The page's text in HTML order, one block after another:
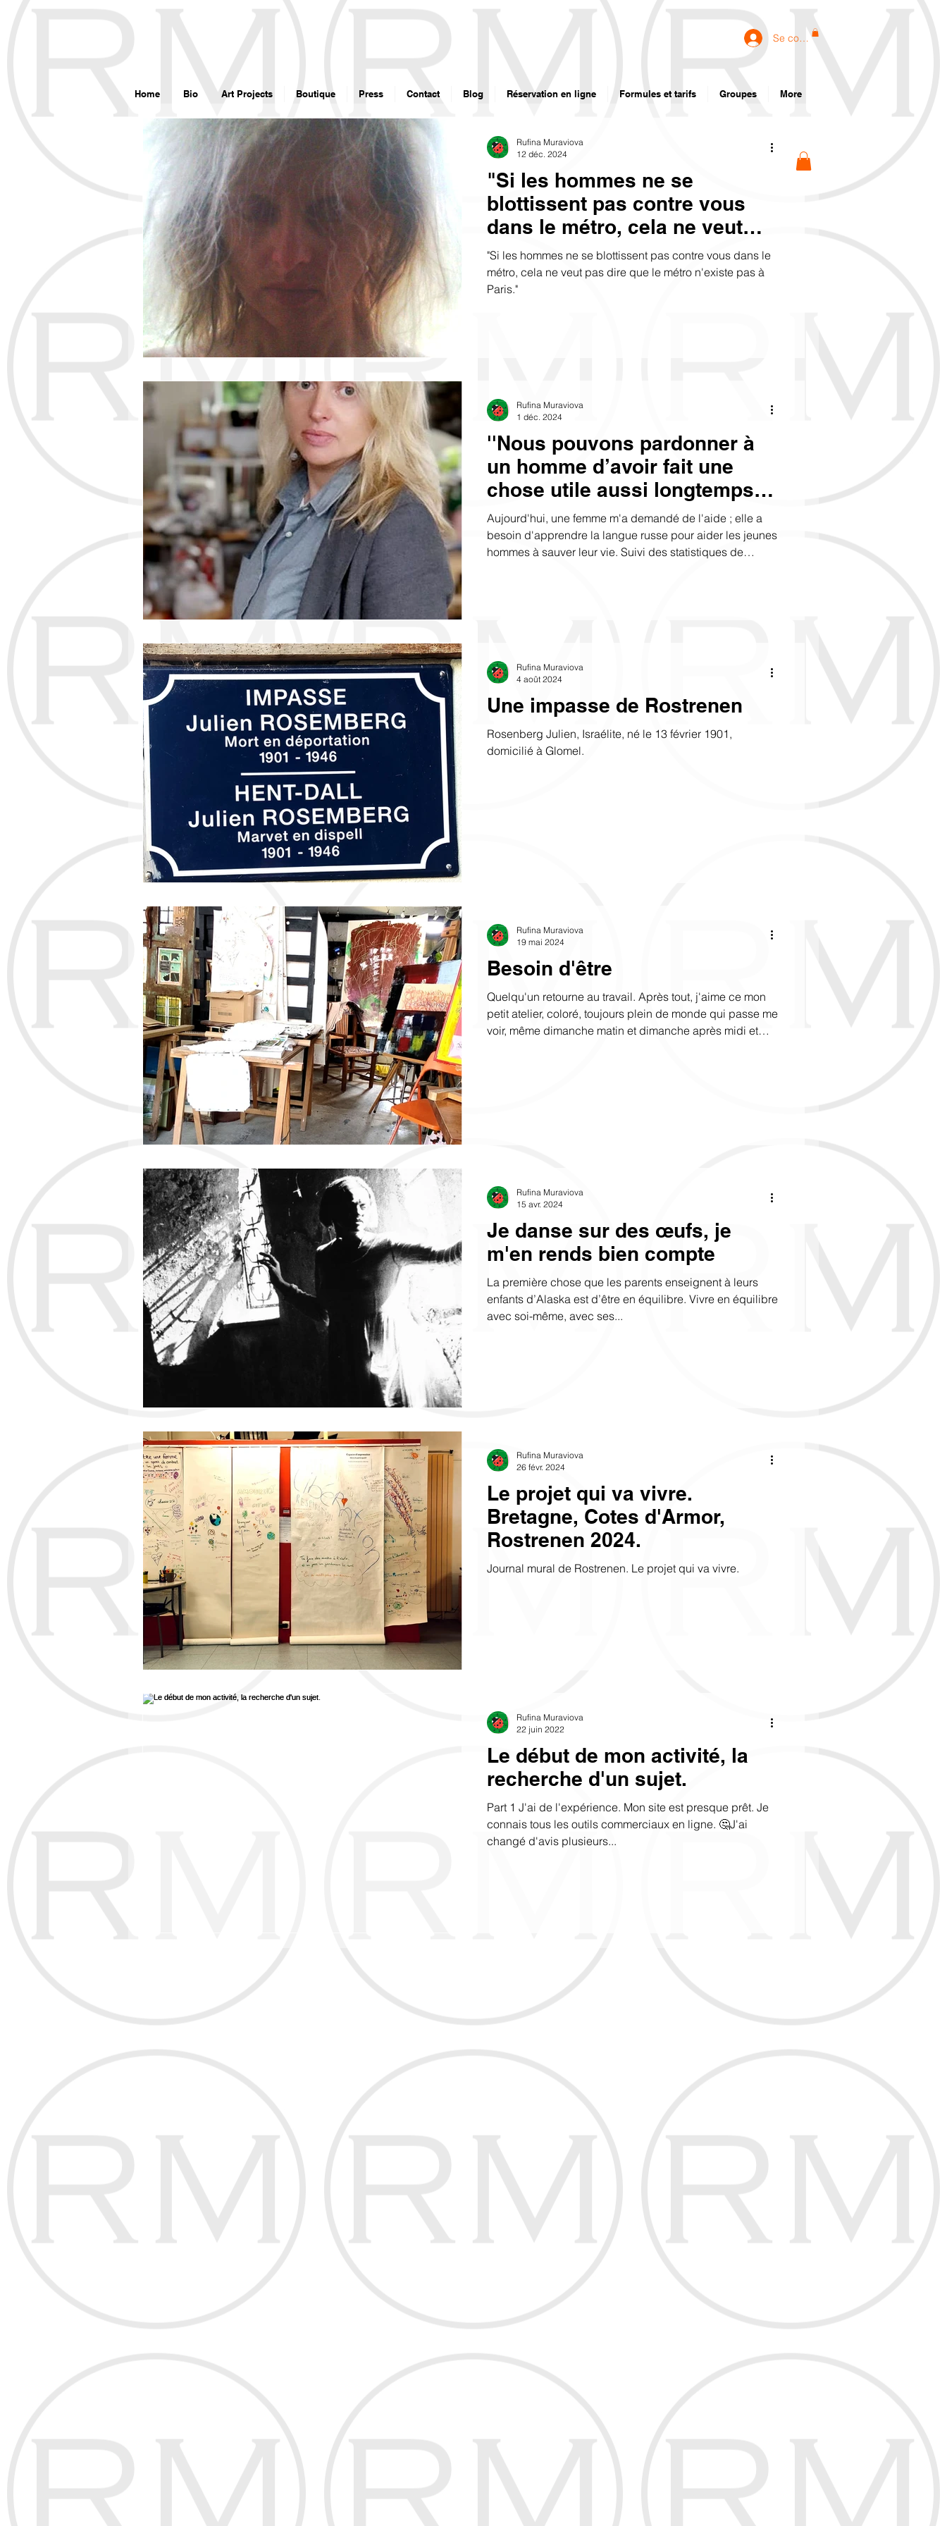
Se connecter
Home Bio Art Projects Boutique Press Contact Blog Réservation en ligne Formules et tarifs Groupes More
"Si les hommes ne se
blottissent pas contre vous
dans le métro, cela ne veut
pas dire que le métro n'existe
pas à Paris."
"Si les hommes ne se blottissent pas contre vous dans le
métro, cela ne veut pas dire que le métro n'existe pas à
Paris."
Rufina Muraviova
12 déc. 2024
''Nous pouvons pardonner à
un homme d’avoir fait une
chose utile aussi longtemps
qu’il ne l’admire pas. La seule
excuse d’avoir fait une chose
inutile est de l’admirer
Aujourd'hui, une femme m'a demandé de l'aide ; elle a
besoin d'apprendre la langue russe pour aider les jeunes
hommes à sauver leur vie. Suivi des statistiques de
Rufina Muraviova
1 déc. 2024
Une impasse de Rostrenen
Rosenberg Julien, Israélite, né le 13 février 1901,
domicilié à Glomel.
Rufina Muraviova
4 août 2024
Besoin d'être
Quelqu'un retourne au travail. Après tout, j'aime ce mon
petit atelier, coloré, toujours plein de monde qui passe me
voir, même dimanche matin et dimanche après midi et
Rufina Muraviova
19 mai 2024
Je danse sur des œufs, je
m'en rends bien compte
La première chose que les parents enseignent à leurs
enfants d’Alaska est d’être en équilibre. Vivre en équilibre
avec soi-même, avec ses...
Rufina Muraviova
15 avr. 2024
Le projet qui va vivre.
Bretagne, Cotes d'Armor,
Rostrenen 2024.
Journal mural de Rostrenen. Le projet qui va vivre.
Rufina Muraviova
26 févr. 2024
Le début de mon activité, la
recherche d'un sujet.
Part 1 J'ai de l'expérience. Mon site est presque prêt. Je
connais tous les outils commerciaux en ligne. 🤔J'ai
changé d'avis plusieurs...
Rufina Muraviova
22 juin 2022